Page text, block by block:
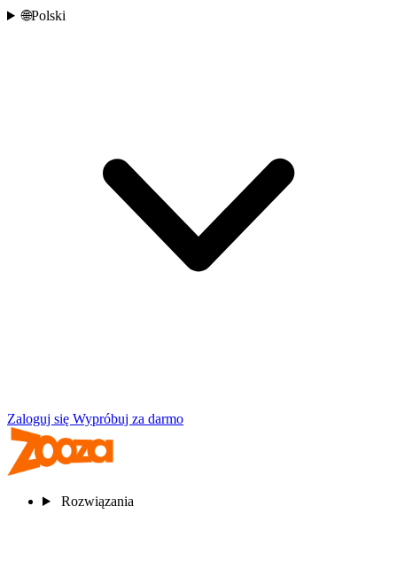
🌐Polski
Zaloguj się Wypróbuj za darmo
Rozwiązania